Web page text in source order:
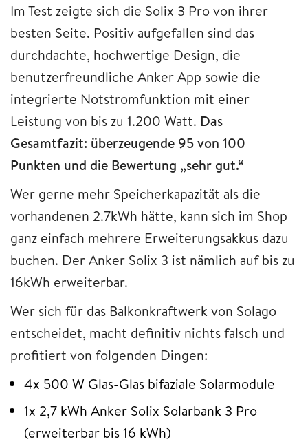
Im Test zeigte sich die Solix 3 Pro von ihrer
besten Seite. Positiv aufgefallen sind das
durchdachte, hochwertige Design, die
benutzerfreundliche Anker App sowie die
integrierte Notstromfunktion mit einer
Leistung von bis zu 1.200 Watt. Das
Gesamtfazit: überzeugende 95 von 100
Punkten und die Bewertung „sehr gut.“
Wer gerne mehr Speicherkapazität als die
vorhandenen 2.7kWh hätte, kann sich im Shop
ganz einfach mehrere Erweiterungsakkus dazu
buchen. Der Anker Solix 3 ist nämlich auf bis zu
16kWh erweiterbar.
Wer sich für das Balkonkraftwerk von Solago
entscheidet, macht definitiv nichts falsch und
profitiert von folgenden Dingen:
4x 500 W Glas-Glas bifaziale Solarmodule
1x 2,7 kWh Anker Solix Solarbank 3 Pro
(erweiterbar bis 16 kWh)